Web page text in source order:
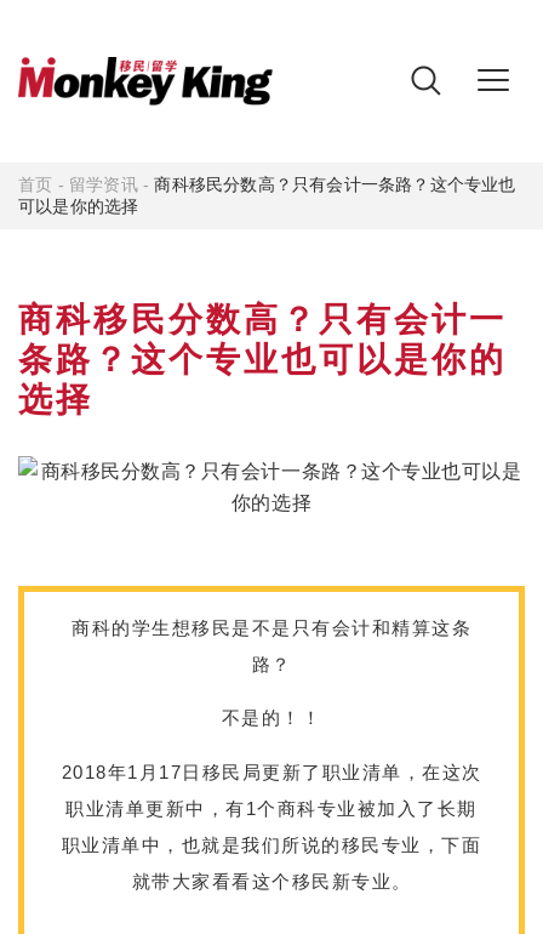
首页 - 留学资讯-商科移民分数高？只有会计一条路？这个专业也
可以是你的选择
商科移民分数高？只有会计一
条路？这个专业也可以是你的
选择
商科的学生想移民是不是只有会计和精算这条
路？
不是的！！
2018年1月17日移民局更新了职业清单，在这次
职业清单更新中，有1个商科专业被加入了长期
职业清单中，也就是我们所说的移民专业，下面
就带大家看看这个移民新专业。